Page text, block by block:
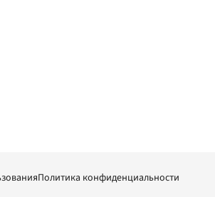
Политика конфиденциальности